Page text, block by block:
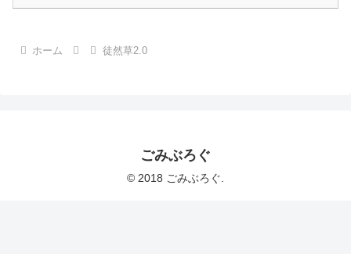
ホーム 徒然草2.0
ごみぶろぐ
© 2018 ごみぶろぐ.